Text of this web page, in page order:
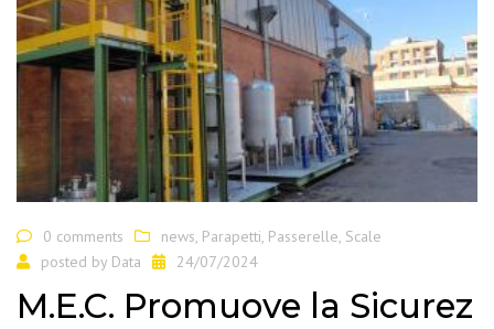
0 comments news, Parapetti, Passerelle, Scale
posted by Data 24/07/2024
M.E.C. Promuove la Sicurez